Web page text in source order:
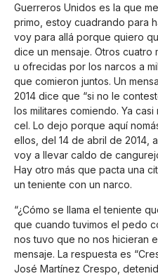
Guerreros Unidos es la que
primo, estoy cuadrando para
voy para allá porque quiero
dice un mensaje. Otros cuatro
u ofrecidas por los narcos a
que comieron juntos. Un
2014 dice que “si no le
los militares comiendo. Ya
cel. Lo dejo porque aquí
ellos, del 14 de abril de 2014,
voy a llevar caldo de
Hay otro más que pacta una
un teniente con un narco.
“¿Cómo se llama el teniente
que cuando tuvimos el pedo
nos tuvo que no nos hicieran
mensaje. La respuesta es
José Martínez Crespo,